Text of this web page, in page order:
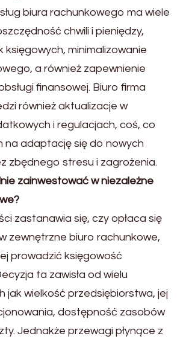
biura rachunkowego ma wiele
chwili i pieniędzy,
księgowych, minimalizowanie
a również zapewnienie
finansowej. Biuro firma
również aktualizacje w
i regulacjach, coś, co
na adaptację się do nowych
zbędnego stresu i zagrożenia.
zainwestować w niezależne
zastanawia się, czy opłaca się
zewnętrzne biuro rachunkowe,
prowadzić księgowość
ta zawisła od wielu
jak wielkość przedsiębiorstwa, jej
dostępność zasobów
Jednakże przewagi płynące z